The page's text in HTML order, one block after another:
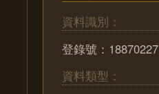
資料識別：
登錄號：18870227
資料類型：